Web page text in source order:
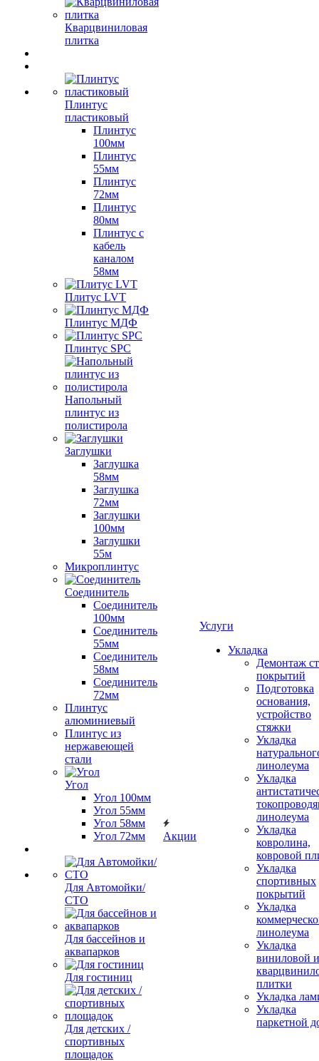
Кварцвиниловая
плитка
Плинтус
пластиковый
Плинтус
100мм
Плинтус
55мм
Плинтус
72мм
Плинтус
80мм
Плинтус с
кабель
каналом
58мм
Плитус LVT
Плинтус МДФ
Плинтус SPC
Напольный
плинтус из
полистирола
Заглушки
Заглушка
58мм
Заглушка
72мм
Заглушки
100мм
Заглушки
55м
Микроплинтус
Соединитель
Соединитель
100мм
Соединитель
55мм
Соединитель
58мм
Соединитель
72мм
Плинтус
алюминиевый
Плинтус из
нержавеющей
стали
Угол
Угол 100мм
Угол 55мм
Угол 58мм
Угол 72мм
Для Автомойки/
СТО
Для бассейнов и
аквапарков
Для гостиниц
Для детских /
спортивных
площадок
Акции
Услуги
Укладка
Демонтаж
покрытий
Подготовка
основания,
устройство
стяжки
Укладка
линолеума
Укладка
линолеума
Укладка
ковролина,
ковровой
Укладка
спортивных
покрытий
Укладка
линолеума
Укладка
виниловой и
плитки
Укладка
Укладка
паркетной